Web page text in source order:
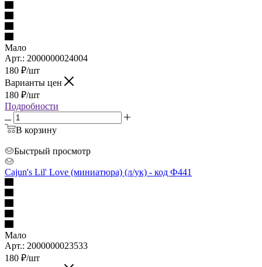
Мало
Арт.: 2000000024004
180 ₽/шт
Варианты цен
180 ₽/шт
Подробности
В корзину
Быстрый просмотр
Cajun's Lil' Love (миниатюра) (л/ук) - код Ф441
Мало
Арт.: 2000000023533
180 ₽/шт